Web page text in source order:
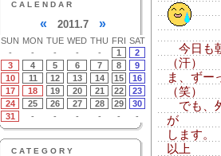
CALENDAR
« 2011.7 »
SUN MON TUE WED THU FRI SAT
-
- - - - 1
2
3
4 5 6 7 8
9
10
11 12 13 14 15
16
17
18 19 20 21 22
23
24
25 26 27 28 29
30
31
- - - - - -
CATEGORY
今日も
（汗）
ま、ずー
（笑）
でも、
が
します。
以上